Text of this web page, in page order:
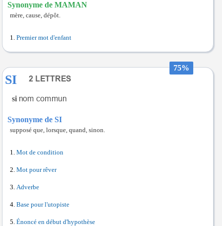
Synonyme de MAMAN
mère, cause, dépôt.
Premier mot d'enfant
75%
SI
si
Synonyme de SI
supposé que, lorsque, quand, sinon.
Mot de condition
Mot pour rêver
Adverbe
Base pour l'utopiste
Énoncé en début d'hypothèse